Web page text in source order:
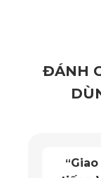
ĐÁNH
“